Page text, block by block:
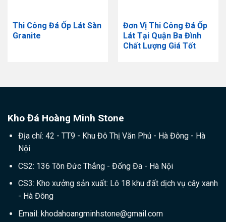
Thi Công Đá Ốp Lát Sàn
Granite
Đơn Vị Thi Công Đá Ốp
Lát Tại Quận Ba Đình
Chất Lượng Giá Tốt
Kho Đá Hoàng Minh Stone
Địa chỉ: 42 - TT9 - Khu Đô Thị Văn Phú - Hà Đông - Hà
Nội
CS2: 136 Tôn Đức Thắng - Đống Đa - Hà Nội
CS3: Kho xưởng sản xuất: Lô 18 khu đất dịch vụ cây xanh
- Hà Đông
Email: khodahoangminhstone@gmail.com